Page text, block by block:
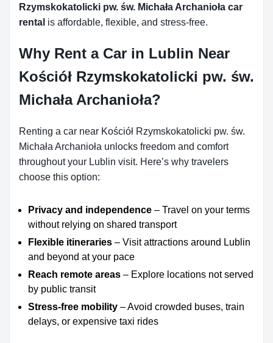
Rzymskokatolicki pw. św. Michała Archanioła car
rental is affordable, flexible, and stress-free.
Why Rent a Car in Lublin Near
Kościół Rzymskokatolicki pw. św.
Michała Archanioła?
Renting a car near Kościół Rzymskokatolicki pw. św.
Michała Archanioła unlocks freedom and comfort
throughout your Lublin visit. Here’s why travelers
choose this option:
Privacy and independence – Travel on your terms
without relying on shared transport
Flexible itineraries – Visit attractions around Lublin
and beyond at your pace
Reach remote areas – Explore locations not served
by public transit
Stress-free mobility – Avoid crowded buses, train
delays, or expensive taxi rides